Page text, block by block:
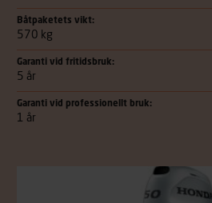
Båtpaketets vikt:
570 kg
Garanti vid fritidsbruk:
5 år
Garanti vid professionellt bruk:
1 år